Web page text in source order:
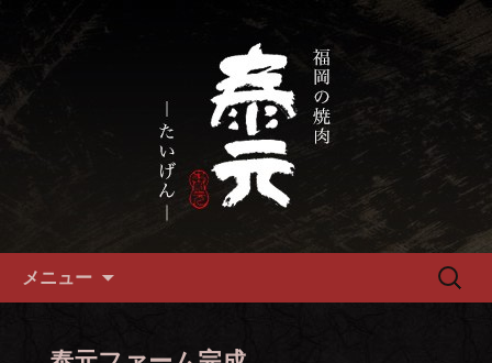
福岡市、畜産農家直送の厳選黒
毛和牛を愉しめる焼肉店
畜産農家直送の厳選肉が自慢の福岡市
の焼肉『泰元』
メニュー
検